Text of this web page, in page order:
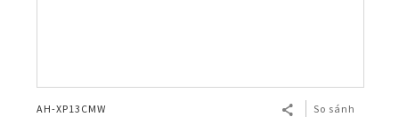
AH-XP13CMW So sánh